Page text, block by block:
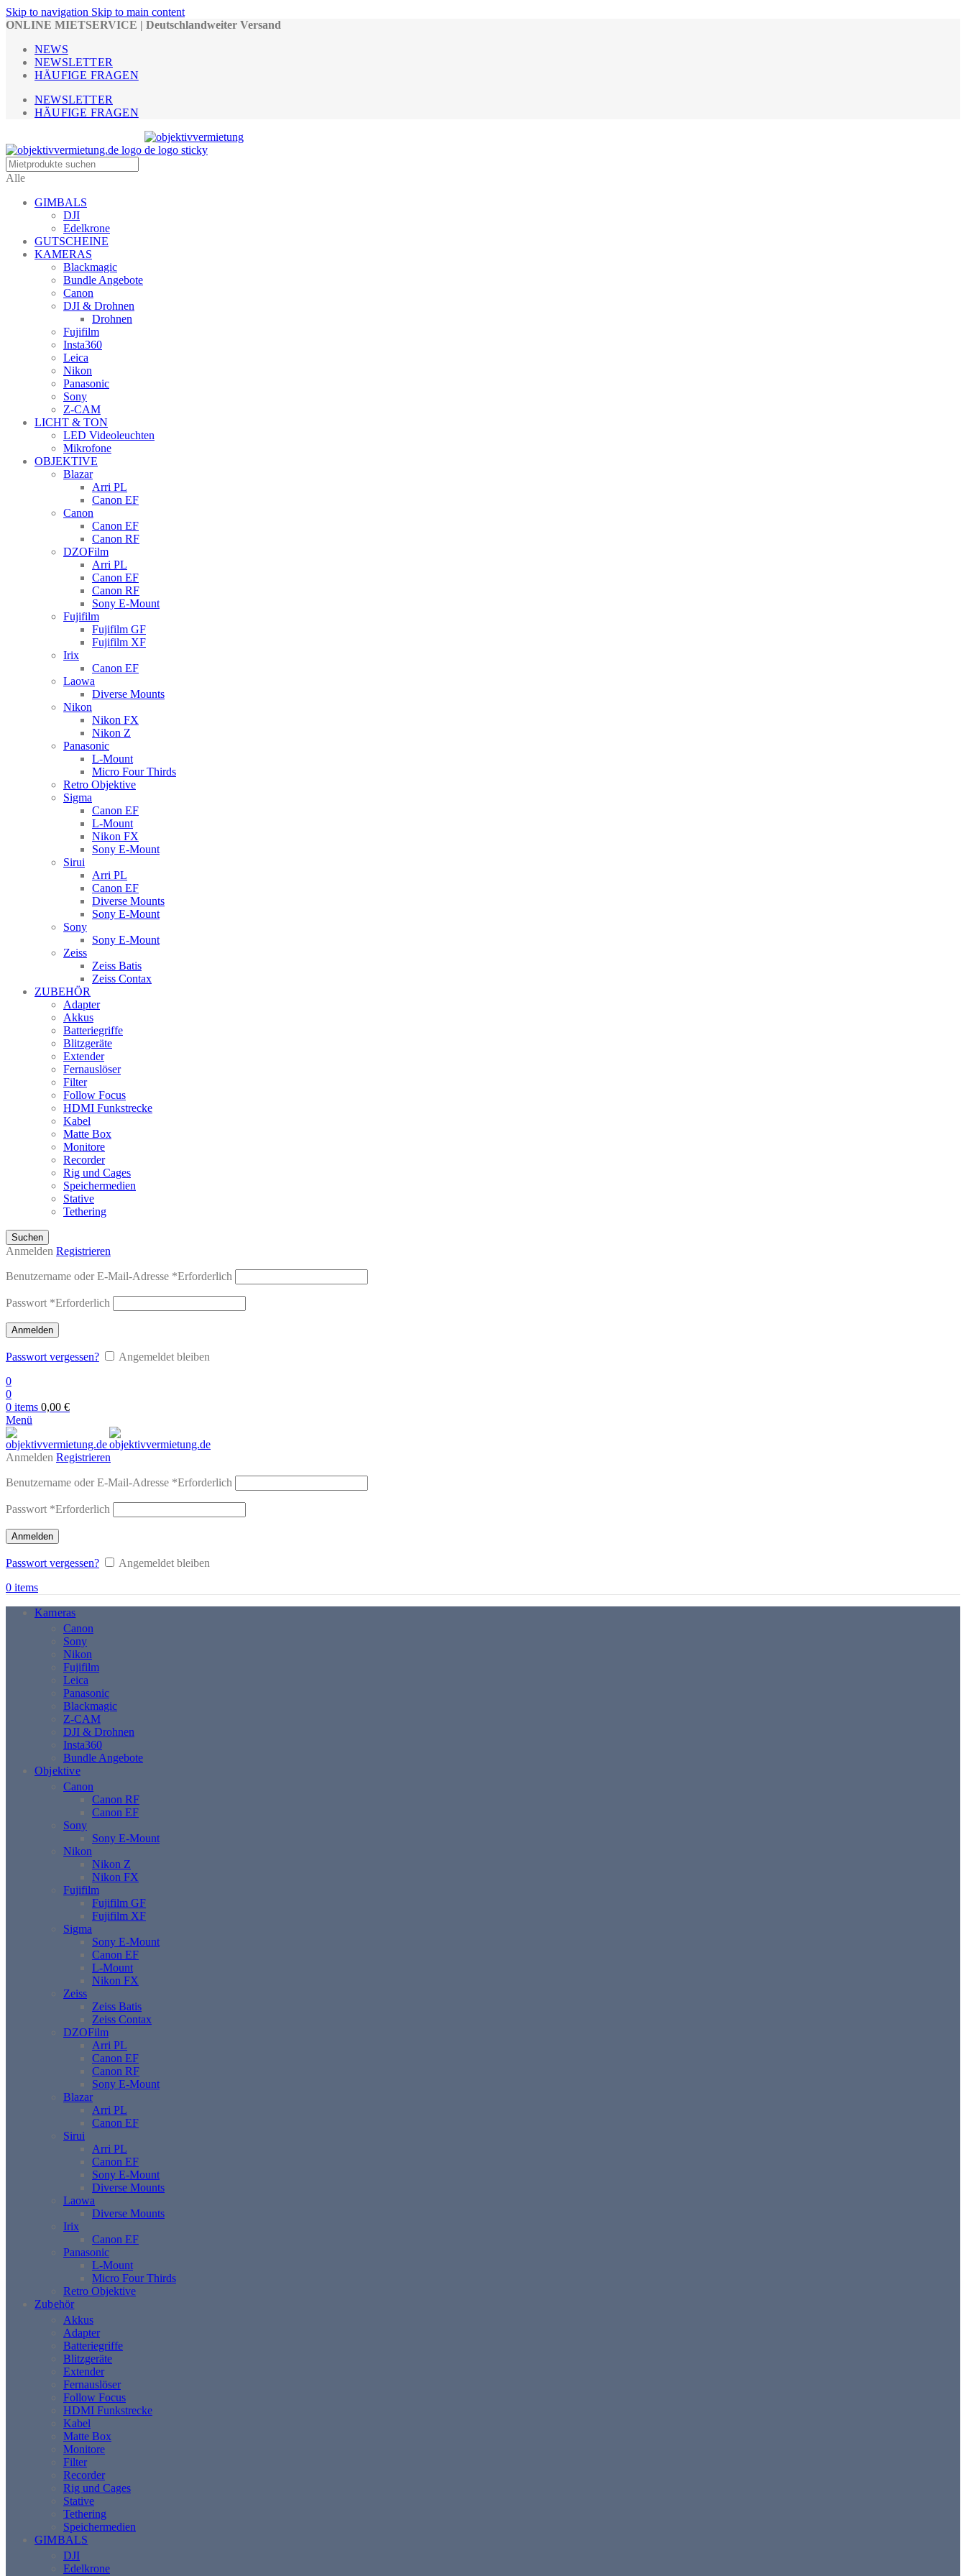
Skip to navigation Skip to main content
ONLINE MIETSERVICE | Deutschlandweiter Versand
NEWS
NEWSLETTER
HÄUFIGE FRAGEN
NEWSLETTER
HÄUFIGE FRAGEN
Alle
GIMBALS
DJI
Edelkrone
GUTSCHEINE
KAMERAS
Blackmagic
Bundle Angebote
Canon
DJI & Drohnen
Drohnen
Fujifilm
Insta360
Leica
Nikon
Panasonic
Sony
Z-CAM
LICHT & TON
LED Videoleuchten
Mikrofone
OBJEKTIVE
Blazar
Arri PL
Canon EF
Canon
Canon EF
Canon RF
DZOFilm
Arri PL
Canon EF
Canon RF
Sony E-Mount
Fujifilm
Fujifilm GF
Fujifilm XF
Irix
Canon EF
Laowa
Diverse Mounts
Nikon
Nikon FX
Nikon Z
Panasonic
L-Mount
Micro Four Thirds
Retro Objektive
Sigma
Canon EF
L-Mount
Nikon FX
Sony E-Mount
Sirui
Arri PL
Canon EF
Diverse Mounts
Sony E-Mount
Sony
Sony E-Mount
Zeiss
Zeiss Batis
Zeiss Contax
ZUBEHÖR
Adapter
Akkus
Batteriegriffe
Blitzgeräte
Extender
Fernauslöser
Filter
Follow Focus
HDMI Funkstrecke
Kabel
Matte Box
Monitore
Recorder
Rig und Cages
Speichermedien
Stative
Tethering
Suchen
Anmelden Registrieren
Benutzername oder E-Mail-Adresse *Erforderlich
Passwort *Erforderlich
Anmelden
Passwort vergessen?
Angemeldet bleiben
0
0
0 items 0,00 €
Menü
Anmelden Registrieren
Benutzername oder E-Mail-Adresse *Erforderlich
Passwort *Erforderlich
Anmelden
Passwort vergessen?
Angemeldet bleiben
0 items
Kameras
Canon
Sony
Nikon
Fujifilm
Leica
Panasonic
Blackmagic
Z-CAM
DJI & Drohnen
Insta360
Bundle Angebote
Objektive
Canon
Canon RF
Canon EF
Sony
Sony E-Mount
Nikon
Nikon Z
Nikon FX
Fujifilm
Fujifilm GF
Fujifilm XF
Sigma
Sony E-Mount
Canon EF
L-Mount
Nikon FX
Zeiss
Zeiss Batis
Zeiss Contax
DZOFilm
Arri PL
Canon EF
Canon RF
Sony E-Mount
Blazar
Arri PL
Canon EF
Sirui
Arri PL
Canon EF
Sony E-Mount
Diverse Mounts
Laowa
Diverse Mounts
Irix
Canon EF
Panasonic
L-Mount
Micro Four Thirds
Retro Objektive
Zubehör
Akkus
Adapter
Batteriegriffe
Blitzgeräte
Extender
Fernauslöser
Follow Focus
HDMI Funkstrecke
Kabel
Matte Box
Monitore
Filter
Recorder
Rig und Cages
Stative
Tethering
Speichermedien
GIMBALS
DJI
Edelkrone